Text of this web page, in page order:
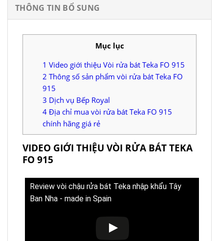
THÔNG TIN BỔ SUNG
Mục lục
1 Video giới thiệu Vòi rửa bát Teka FO 915
2 Thông số sản phẩm vòi rửa bát Teka FO
915
3 Dịch vụ Bếp Royal
4 Địa chỉ mua vòi rửa bát Teka FO 915
chính hãng giá rẻ
VIDEO GIỚI THIỆU VÒI RỬA BÁT TEKA
FO 915
Review vòi chậu rửa bát Teka nhập khẩu Tây
Ban Nha - made in Spain